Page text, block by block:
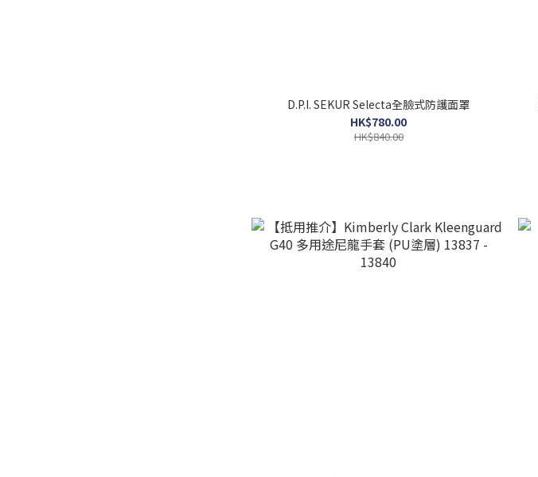
D.P.I. SEKUR Selecta全臉式防護面罩
HK$780.00
HK$840.00